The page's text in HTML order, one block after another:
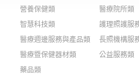
營養保健類
智慧科技類
醫療週邊服務與產品類
醫療暨保健器材類
藥品類
醫療院所類
護理照護服
長照機構服
公益服務類